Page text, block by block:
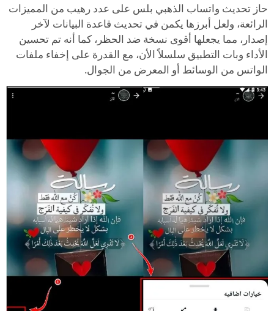
حاز تحديث واتساب الذهبي بلس على عدد رهيب من المميزات
الرائعة، ولعل أبرزها يكمن في تحديث قاعدة البيانات لآخر
إصدار، مما يجعلها أقوى نسخة ضد الحظر، كما أنه تم تحسين
الأداء وبات التطبيق سلسلاً الأن، مع القدرة على إخفاء ملفات
الواتس من الوسائط أو المعرض من الجوال.